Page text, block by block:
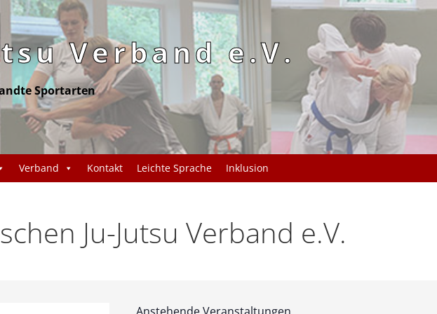
Verband e.V.
Sportarten
Verband Kontakt Leichte Sprache Inklusion
Ju-Jutsu Verband e.V.